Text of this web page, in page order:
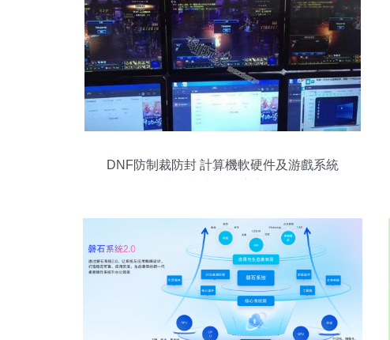
DNF防制裁防封 計算機軟硬件及游戲系統